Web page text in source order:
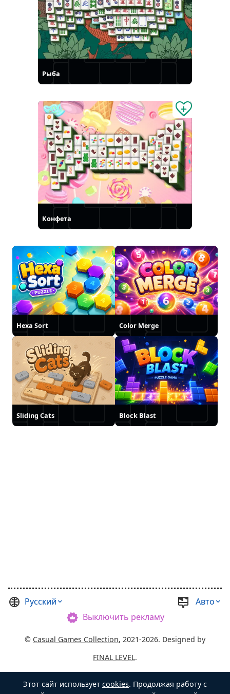
Рыба
Конфета
Hexa Sort Color Merge
Sliding Cats Block Blast
Русский
Авто
Выключить рекламу
© Casual Games Collection, 2021-2026. Designed by
FINAL LEVEL.
Пользовательское соглашение
Этот сайт использует cookies. Продолжая работу с